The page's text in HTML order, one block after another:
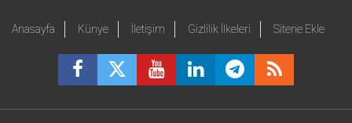
Anasayfa Künye İletişim Gizlilik İlkeleri Sitene Ekle